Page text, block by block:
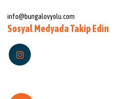
info@bungalovyolu.com
Sosyal Medyada Takip Edin